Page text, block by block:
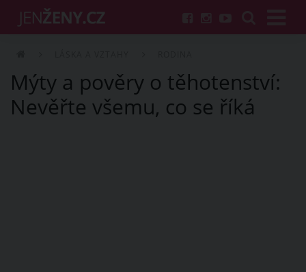
Mýty a pověry o těhotenství:
Nevěřte všemu, co se říká